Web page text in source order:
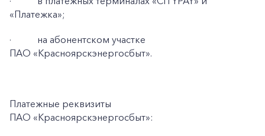
«Платежка»;
·
на абонентском участке
ПАО «Красноярскэнергосбыт».
Платежные реквизиты
ПАО «Красноярскэнергосбыт»: